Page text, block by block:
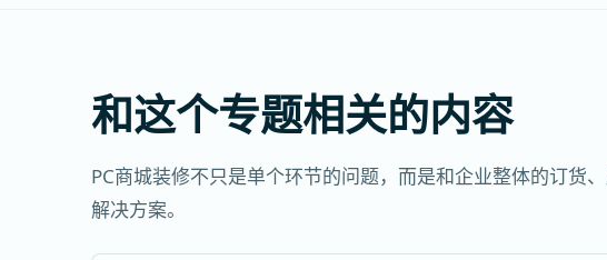
和这个专题相关的内容
PC商城装修不只是单个环节的问题，而是和企业整体的订货
解决方案。